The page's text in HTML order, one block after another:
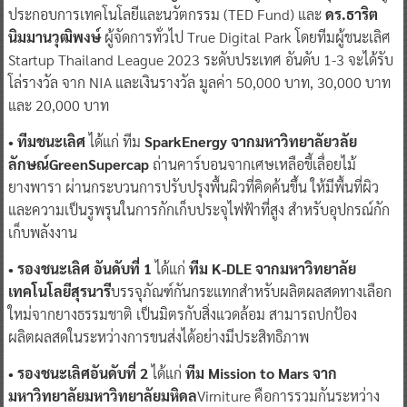
ประกอบการเทคโนโลยีและนวัตกรรม (TED Fund) และดร.ธาริต
นิมมานวุฒิพงษ์ผู้จัดการทั่วไป True Digital Park โดยทีมผู้ชนะเลิศ
Startup Thailand League 2023 ระดับประเทศ อันดับ 1-3 จะได้รับ
โล่รางวัล จาก NIA และเงินรางวัล มูลค่า 50,000 บาท, 30,000 บาท
และ 20,000 บาท
• ทีมชนะเลิศได้แก่ ทีม SparkEnergy จากมหาวิทยาลัยวลัย
ลักษณ์GreenSupercap ถ่านคาร์บอนจากเศษเหลือขี้เลื่อยไม้
ยางพารา ผ่านกระบวนการปรับปรุงพื้นผิวที่คิดค้นขึ้น ให้มีพื้นที่ผิว
และความเป็นรูพรุนในการกักเก็บประจุไฟฟ้าที่สูง สำหรับอุปกรณ์กัก
เก็บพลังงาน
• รองชนะเลิศ อันดับที่ 1ได้แก่ ทีม K-DLE จากมหาวิทยาลัย
เทคโนโลยีสุรนารีบรรจุภัณฑ์กันกระแทกสำหรับผลิตผลสดทางเลือก
ใหม่จากยางธรรมชาติ เป็นมิตรกับสิ่งแวดล้อม สามารถปกป้อง
ผลิตผลสดในระหว่างการขนส่งได้อย่างมีประสิทธิภาพ
• รองชนะเลิศอันดับที่ 2ได้แก่ ทีม Mission to Mars จาก
มหาวิทยาลัยมหาวิทยาลัยมหิดลVirniture คือการรวมกันระหว่าง